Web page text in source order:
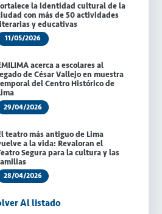
la identidad cultural de la
con más de 50 actividades
y educativas
11/05/2026
acerca a escolares al
de César Vallejo en muestra
del Centro Histórico de
29/04/2026
teatro más antiguo de Lima
a la vida: Revaloran el
Segura para la cultura y las
28/04/2026
Al listado